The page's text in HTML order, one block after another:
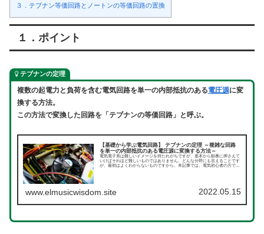
３．テブナン等価回路とノートンの等価回路の置換
１．ポイント
テブナンの定理
複数の起電力と負荷を含む電気回路を単一の内部抵抗のある電圧源に変
換する方法。
この方法で変換した回路を「テブナンの等価回路」と呼ぶ。
【基礎から学ぶ電気回路】 テブナンの定理 ～複雑な回路
を単一の内部抵抗のある電圧源に変換する方法～
電気電子系は難しいイメージを持たれがちですが、基本から順番に押さえて
いけばそれほど難しいものではありません。どんな分野にも言えることです
が、最初はよくわからないものですから。本記事では、電気初心者の方でも
www.elmusicwisdom.site 2022.05.15